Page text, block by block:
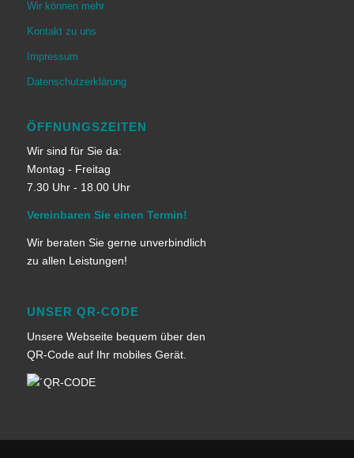
Wir können mehr
Kontakt zu uns
Impressum
Datenschutzerklärung
ÖFFNUNGSZEITEN
Wir sind für Sie da:
Montag - Freitag
7.30 Uhr - 18.00 Uhr
Vereinbaren Sie einen Termin!
Wir beraten Sie gerne unverbindlich
zu allen Leistungen!
UNSER QR-CODE
Unsere Webseite bequem über den
QR-Code auf Ihr mobiles Gerät.